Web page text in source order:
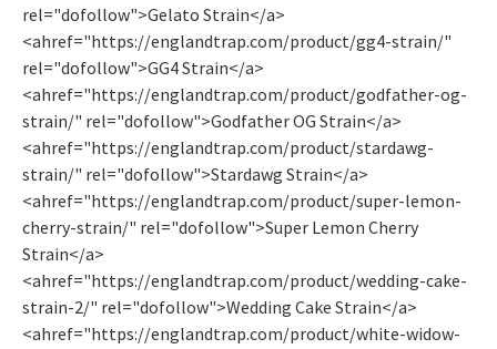
rel="dofollow">Gelato Strain</a>
<ahref="https://englandtrap.com/product/gg4-strain/"
rel="dofollow">GG4 Strain</a>
<ahref="https://englandtrap.com/product/godfather-og-
strain/" rel="dofollow">Godfather OG Strain</a>
<ahref="https://englandtrap.com/product/stardawg-
strain/" rel="dofollow">Stardawg Strain</a>
<ahref="https://englandtrap.com/product/super-lemon-
cherry-strain/" rel="dofollow">Super Lemon Cherry
Strain</a>
<ahref="https://englandtrap.com/product/wedding-cake-
strain-2/" rel="dofollow">Wedding Cake Strain</a>
<ahref="https://englandtrap.com/product/white-widow-